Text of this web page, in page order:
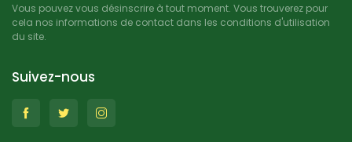
Vous pouvez vous désinscrire à tout moment. Vous trouverez pour
cela nos informations de contact dans les conditions d'utilisation
du site.
Suivez-nous